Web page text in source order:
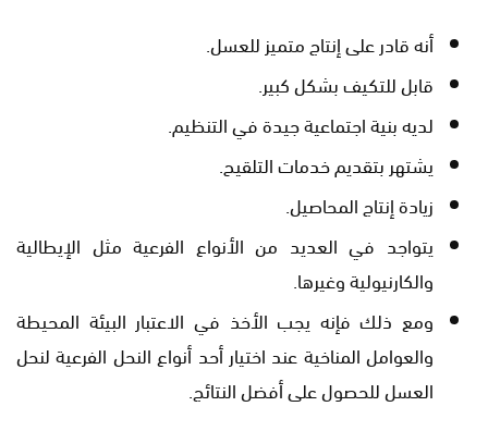
أنه قادر على إنتاج متميز للعسل.
قابل للتكيف بشكل كبير.
لديه بنية اجتماعية جيدة في التنظيم.
يشتهر بتقديم خدمات التلقيح.
زيادة إنتاج المحاصيل.
يتواجد في العديد من الأنواع الفرعية مثل الإيطالية
والكارنيولية وغيرها.
ومع ذلك فإنه يجب الأخذ في الاعتبار البيئة المحيطة
والعوامل المناخية عند اختيار أحد أنواع النحل الفرعية لنحل
العسل للحصول على أفضل النتائج.